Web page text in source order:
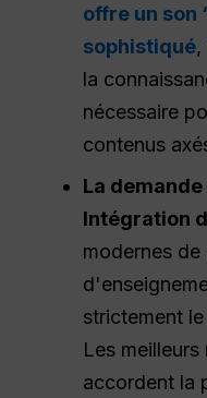
offre un son
sophistiqué
la
nécessaire
contenus
La
Intégration
modernes
strictement
Les
accordent la